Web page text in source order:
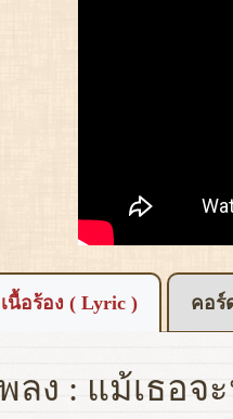
เนื้อร้อง ( Lyric ) คอร์
ลง : แม้เธอจ